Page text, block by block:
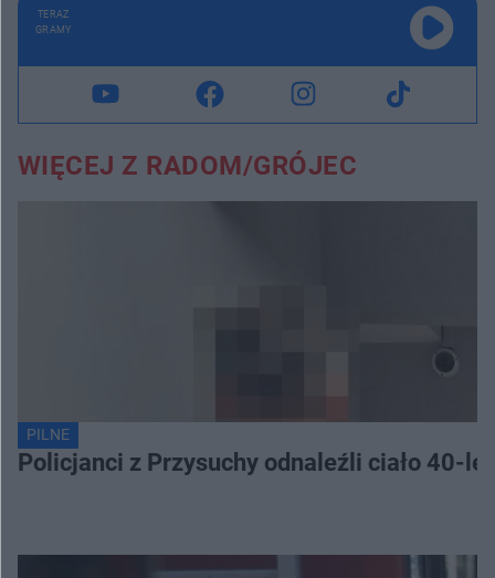
TERAZ
GRAMY
WIĘCEJ Z RADOM/GRÓJEC
PILNE
Policjanci z Przysuchy odnaleźli ciało 40-